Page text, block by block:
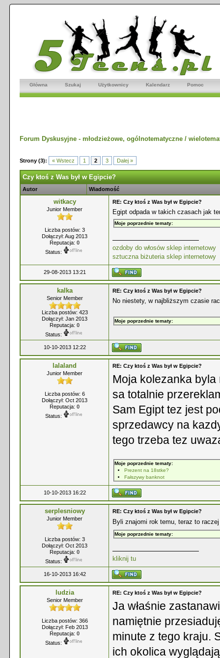
Główna Szukaj Użytkownicy Kalendarz Pomoc
Forum Dyskusyjne - młodzieżowe, ogólnotematyczne /
Strony (3): « Wstecz 1 2 3 Dalej »
Czy ktoś z Was był w Egipcie?
Autor Wiadomość
witkacy
Junior Member
Liczba postów: 3
Dołączył: Aug 2013
Reputacja: 0
Status:
RE: Czy ktoś z Was był w Egipcie?
Egipt odpada w takich czasach jak
Moje poprzednie tematy:
ozdoby do włosów sklep internetowy
sztuczna biżuteria sklep internetowy
29-08-2013 13:21
kalka
Senior Member
Liczba postów: 423
Dołączył: Jan 2013
Reputacja: 0
Status:
RE: Czy ktoś z Was był w Egipcie?
No niestety, w najbliższym czasie
Moje poprzednie tematy:
10-10-2013 12:22
lalaland
Junior Member
Liczba postów: 6
Dołączył: Oct 2013
Reputacja: 0
Status:
RE: Czy ktoś z Was był w Egipcie?
Moja kolezanka
sa totalnie
Sam Egipt tez jest
sprzedawcy na
tego trzeba tez
Moje poprzednie tematy:
Prezent na 18stke?
Fałszywy banknot
10-10-2013 16:22
serplesniowy
Junior Member
Liczba postów: 3
Dołączył: Oct 2013
Reputacja: 0
Status:
RE: Czy ktoś z Was był w Egipcie?
Byli znajomi rok temu, teraz to
Moje poprzednie tematy:
kliknij tu
16-10-2013 16:42
ludzia
Senior Member
Liczba postów: 366
Dołączył: Feb 2013
Reputacja: 0
Status:
RE: Czy ktoś z Was był w Egipcie?
Ja właśnie
namiętnie
minute z tego kraju.
ich okolica